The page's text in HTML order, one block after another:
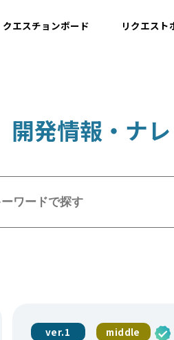
開発情報・ナレッジ
クエスチョンボード リクエスト
開発情報・ナ
ver.1 middle